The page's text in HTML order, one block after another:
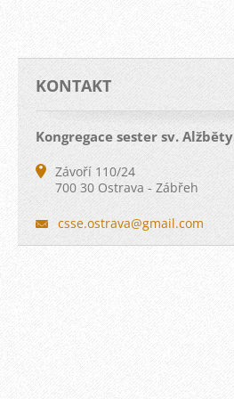
KONTAKT
Kongregace sester sv. Alžběty
Závoří 110/24
700 30 Ostrava - Zábřeh
csse.ostrava@gmail.com